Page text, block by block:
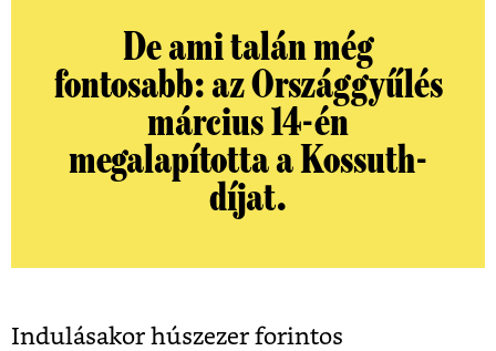
De ami talán még
fontosabb: az Országgyűlés
március 14-én
megalapította a Kossuth-
díjat.
Indulásakor húszezer forintos